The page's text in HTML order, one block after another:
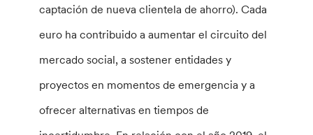
captación de nueva clientela de ahorro). Cada
euro ha contribuido a aumentar el circuito del
mercado social, a sostener entidades y
proyectos en momentos de emergencia y a
ofrecer alternativas en tiempos de